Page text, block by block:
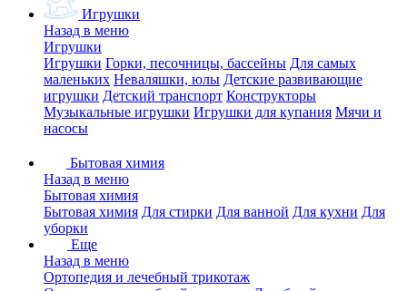
Игрушки
Назад в меню
Игрушки
Игрушки Горки, песочницы, бассейны Для самых
маленьких Неваляшки, юлы Детские развивающие
игрушки Детский транспорт Конструкторы
Музыкальные игрушки Игрушки для купания Мячи и
насосы
Бытовая химия
Назад в меню
Бытовая химия
Бытовая химия Для стирки Для ванной Для кухни Для
уборки
Еще
Назад в меню
Ортопедия и лечебный трикотаж